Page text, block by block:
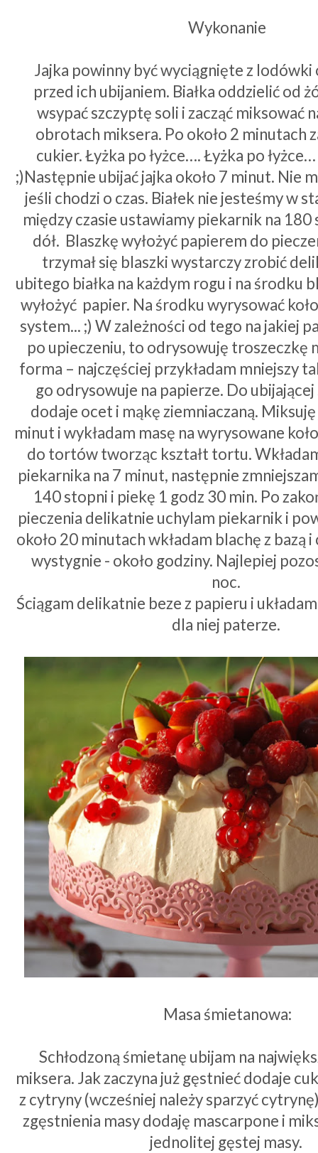
Wykonanie
Jajka powinny być wyciągnięte z lodówki
przed ich ubijaniem. Białka oddzielić od
wsypać szczyptę soli i zacząć miksować
obrotach miksera. Po około 2 minutach
cukier. Łyżka po łyżce…. Łyżka po
;)Następnie ubijać jajka około 7 minut. Nie
jeśli chodzi o czas. Białek nie jesteśmy w
między czasie ustawiamy piekarnik na
dół. Blaszkę wyłożyć papierem do
trzymał się blaszki wystarczy zrobić
ubitego białka na każdym rogu i na środku
wyłożyć papier. Na środku wyrysować
system... ;) W zależności od tego na jakiej
po upieczeniu, to odrysowuję troszeczkę
forma – najczęściej przykładam mniejszy
go odrysowuje na papierze. Do ubijającej
dodaje ocet i mąkę ziemniaczaną. Miksuję
minut i wykładam masę na wyrysowane
do tortów tworząc kształt tortu.
piekarnika na 7 minut, następnie
140 stopni i piekę 1 godz 30 min. Po
pieczenia delikatnie uchylam piekarnik i
około 20 minutach wkładam blachę z bazą
wystygnie - około godziny. Najlepiej
noc.
Ściągam delikatnie beze z papieru i
dla niej paterze.
Masa śmietanowa:
Schłodzoną śmietanę ubijam na
miksera. Jak zaczyna już gęstnieć dodaje
z cytryny (wcześniej należy sparzyć
zgęstnienia masy dodaję mascarpone i
jednolitej gęstej masy.